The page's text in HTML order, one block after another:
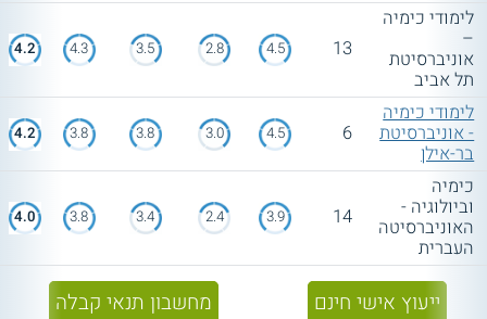
לימודי כימיה
–
אוניברסיטת
תל אביב
13
4.5
2.8
3.5
4.3
4.2
לימודי כימיה
- אוניברסיטת
בר-אילן
6
4.5
3.0
3.8
3.8
4.2
כימיה
וביולוגיה -
האוניברסיטה
העברית
14
3.9
2.4
3.4
3.8
4.0
ייעוץ אישי חינם מחשבון תנאי קבלה